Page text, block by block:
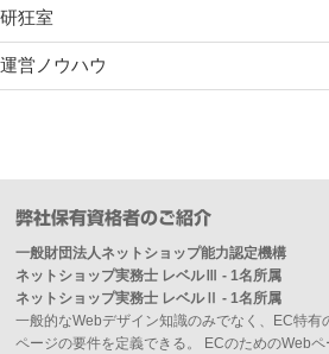
研狂室
運営ノウハウ
弊社保有資格者のご紹介
一般財団法人ネットショップ能力認定機構
ネットショップ実務士 レベルⅢ - 1名所属
ネットショップ実務士 レベルⅡ - 1名所属
一般的なWebデザイン知識のみでなく、EC特有
ページの要件を定義できる。 ECのためのWeb